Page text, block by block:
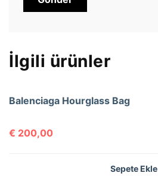
İlgili ürünler
Balenciaga Hourglass Bag
€ 200,00
Sepete Ekle